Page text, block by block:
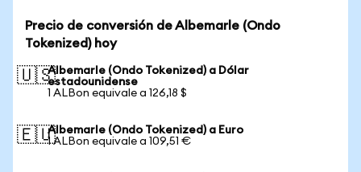
Precio de conversión de Albemarle (Ondo
Tokenized) hoy
🇺🇸Albemarle (Ondo Tokenized) a Dólar
estadounidense
1 ALBon equivale a 126,18 $
🇪🇺Albemarle (Ondo Tokenized) a Euro
1 ALBon equivale a 109,51 €